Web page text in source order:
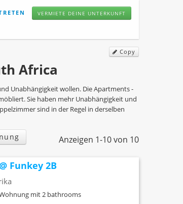
VERMIETE DEINE UNTERKUNFT
Copy
Africa
Unabhängigkeit wollen. Die Apartments -
Sie haben mehr Unabhängigkeit und
sind in der Regel in derselben
Anzeigen 1-10 von 10
Funkey 2B
mit 2 bathrooms